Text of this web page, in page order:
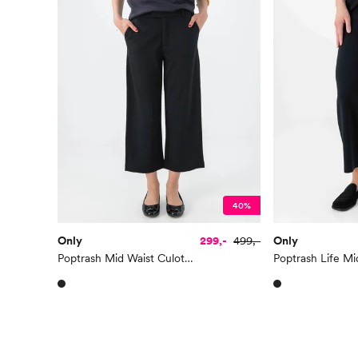
40%
Only
Poptrash Mid Waist Culotte Pant
299,- 499,- Only